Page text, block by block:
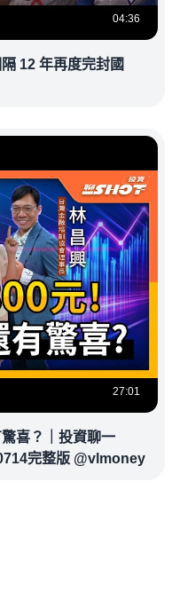
04:36
12 年再度完封國
27:01
喜？｜投資聊一
完整版 @vlmoney